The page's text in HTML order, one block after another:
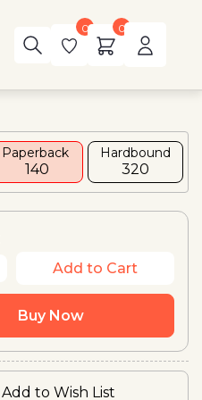
0 0
Paperback
₹ 140
Hardbound
₹320
Add to Cart
Buy Now
Add to Wish List